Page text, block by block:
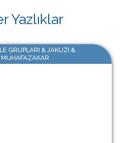
Yazlıklar
GRUPLARI & JAKUZI &